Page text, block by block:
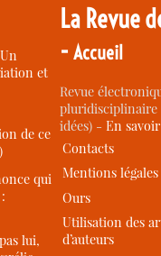
et
de ce
qui
lui,
La Revue
-Accueil
Revue
idées) -En
Contacts
Mentions légales
Ours
Utilisation des
d’auteurs